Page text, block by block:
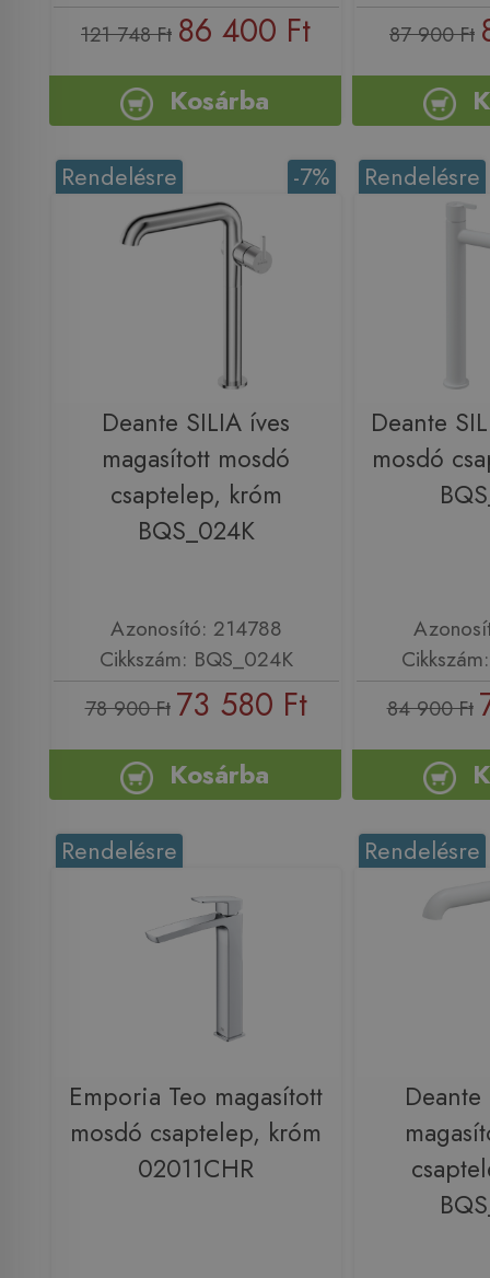
121 748 Ft 86 400 Ft
Kosárba
87 900 Ft
-7%
Rendelésre
Deante SILIA íves
magasított mosdó
csaptelep, króm
BQS_024K
Azonosító: 214788
Cikkszám: BQS_024K
78 900 Ft 73 580 Ft
Kosárba
Rendelésre
Deante
mosdó
84 900 Ft
Rendelésre
Emporia Teo magasított
mosdó csaptelep, króm
02011CHR
Rendelésre
Deante